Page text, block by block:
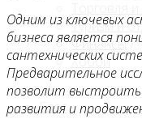
Туризм и
Финансы
Хобби
Блог
Одним из ключевых
бизнеса является
сантехнических
Предварительное
позволит
развития и